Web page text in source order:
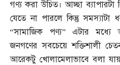
গণ্য করা উচিত। আচ্ছা ব্যাপারটা
যেতে না পারলে কিন্তু
“সামাজিক পণ্য” এটার
জনগণের সবচেয়ে শক্তিশালী
আরেকটু খোলামেলাভাবে বলা